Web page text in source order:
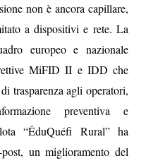
non è ancora capillare,
a dispositivi e rete. La
europeo e nazionale
MiFID II e IDD che
trasparenza agli operatori,
preventiva e
“ÉduQuéfi Rural” ha
un miglioramento del